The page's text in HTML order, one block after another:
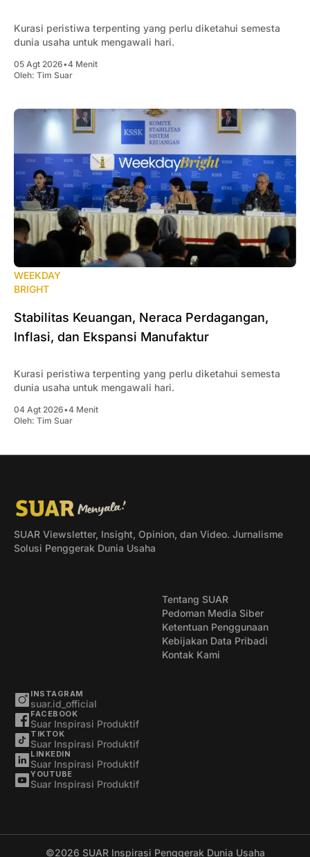
Kurasi peristiwa terpenting yang perlu diketahui semesta
dunia usaha untuk mengawali hari.
05 Agt 2026•4 Menit
Oleh: Tim Suar
WEEKDAY
BRIGHT
Stabilitas Keuangan, Neraca Perdagangan,
Inflasi, dan Ekspansi Manufaktur
Kurasi peristiwa terpenting yang perlu diketahui semesta
dunia usaha untuk mengawali hari.
04 Agt 2026•4 Menit
Oleh: Tim Suar
SUAR Viewsletter, Insight, Opinion, dan Video. Jurnalisme
Solusi Penggerak Dunia Usaha
Tentang SUAR
Pedoman Media Siber
Ketentuan Penggunaan
Kebijakan Data Pribadi
Kontak Kami
INSTAGRAM
suar.id_official
FACEBOOK
Suar Inspirasi Produktif
TIKTOK
Suar Inspirasi Produktif
LINKEDIN
Suar Inspirasi Produktif
YOUTUBE
Suar Inspirasi Produktif
©2026 SUAR Inspirasi Penggerak Dunia Usaha